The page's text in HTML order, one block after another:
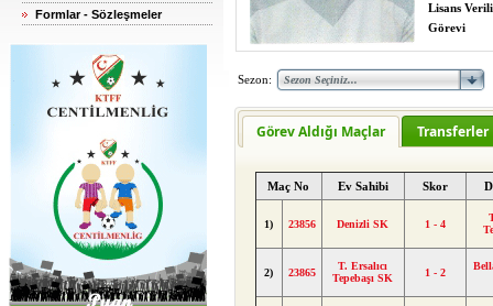
Formlar - Sözleşmeler
Lisans
Görevi
Sezon:
Görev Aldığı Maçlar Transferler
Maç No Ev Sahibi Skor
1) 23856 Denizli SK 1 - 4
2) 23865
T. Ersalıcı
Tepebaşı SK
1 - 2